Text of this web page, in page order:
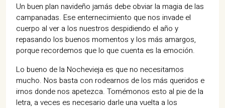
Un buen plan navideño jamás debe obviar la magia de las
campanadas. Ese enternecimiento que nos invade el
cuerpo al ver a los nuestros despidiendo el año y
repasando los buenos momentos y los más amargos,
porque recordemos que lo que cuenta es la emoción.
Lo bueno de la Nochevieja es que no necesitamos
mucho. Nos basta con rodearnos de los más queridos e
irnos donde nos apetezca. Tomémonos esto al pie de la
letra, a veces es necesario darle una vuelta a los